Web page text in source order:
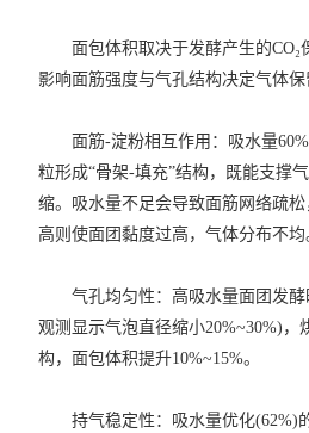
面包体积取决于发酵产生的CO₂
影响面筋强度与气孔结构决定气体保
面筋-淀粉相互作用：吸水量
粒形成“骨架-填充”结构，既能支撑
缩。吸水量不足会导致面筋网络疏
高则使面团黏度过高，气体分布不均
气孔均匀性：高吸水量面团发酵
观测显示气泡直径缩小20%~30%)，
构，面包体积提升10%~15%。
持气稳定性：吸水量优化(62%)